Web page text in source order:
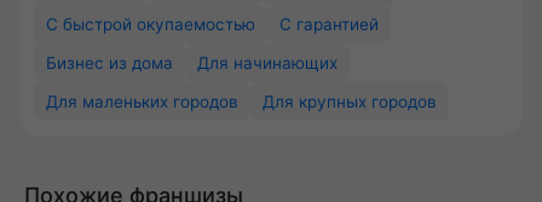
С быстрой окупаемостью
С гарантией
Бизнес из дома
Для начинающих
Для маленьких городов
Для крупных городов
Похожие франшизы